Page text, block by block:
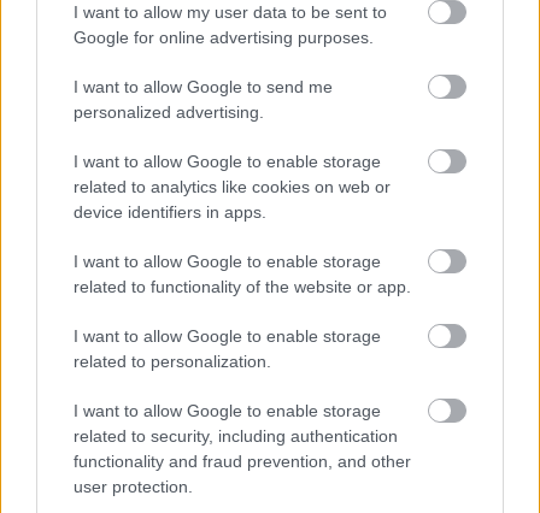
I want to allow my user data to be sent to
Google for online advertising purposes.
I want to allow Google to send me
personalized advertising.
I want to allow Google to enable storage
related to analytics like cookies on web or
device identifiers in apps.
I want to allow Google to enable storage
related to functionality of the website or app.
I want to allow Google to enable storage
related to personalization.
I want to allow Google to enable storage
related to security, including authentication
functionality and fraud prevention, and other
user protection.
Shakespeare:
Romeo és
Júlia című
drámájának
előadásához
Nemzeti
Színház
Shäffer Judit
jelmezterve
ember
tragédiája
Garas Dezső
számára -
Nemzeti
Színház